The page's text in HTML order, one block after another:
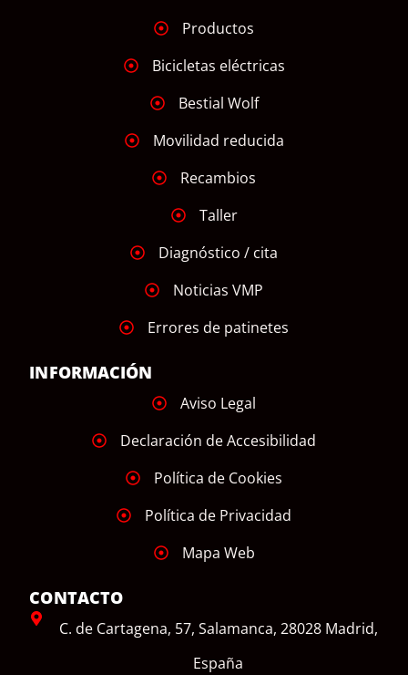
Productos
Bicicletas eléctricas
Bestial Wolf
Movilidad reducida
Recambios
Taller
Diagnóstico / cita
Noticias VMP
Errores de patinetes
INFORMACIÓN
Aviso Legal
Declaración de Accesibilidad
Política de Cookies
Política de Privacidad
Mapa Web
CONTACTO
C. de Cartagena, 57, Salamanca, 28028 Madrid,
España